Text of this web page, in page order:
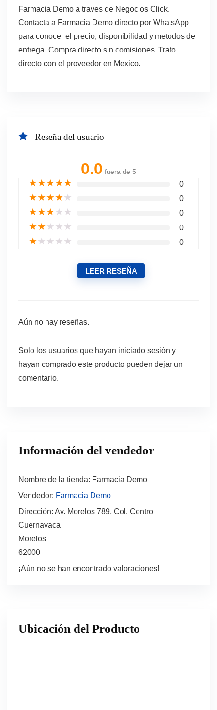
Farmacia Demo a traves de Negocios Click.
Contacta a Farmacia Demo directo por WhatsApp
para conocer el precio, disponibilidad y metodos de
entrega. Compra directo sin comisiones. Trato
directo con el proveedor en Mexico.
Reseña del usuario
0.0 fuera de 5
★★★★★ 0
★★★★★ 0
★★★★★ 0
★★★★★ 0
★★★★★ 0
LEER RESEÑA
Aún no hay reseñas.
Solo los usuarios que hayan iniciado sesión y
hayan comprado este producto pueden dejar un
comentario.
Información del vendedor
Nombre de la tienda: Farmacia Demo
Vendedor: Farmacia Demo
Dirección: Av. Morelos 789, Col. Centro
Cuernavaca
Morelos
62000
¡Aún no se han encontrado valoraciones!
Ubicación del Producto